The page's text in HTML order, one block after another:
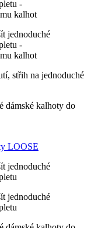
střih na jednoduché
LOOSE